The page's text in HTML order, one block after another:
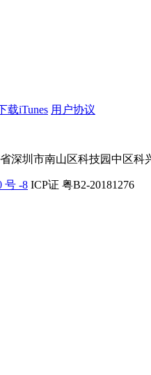
载iTunes 用户协议
深圳市南山区科技园中区科
号 -8 ICP证 粤B2-20181276